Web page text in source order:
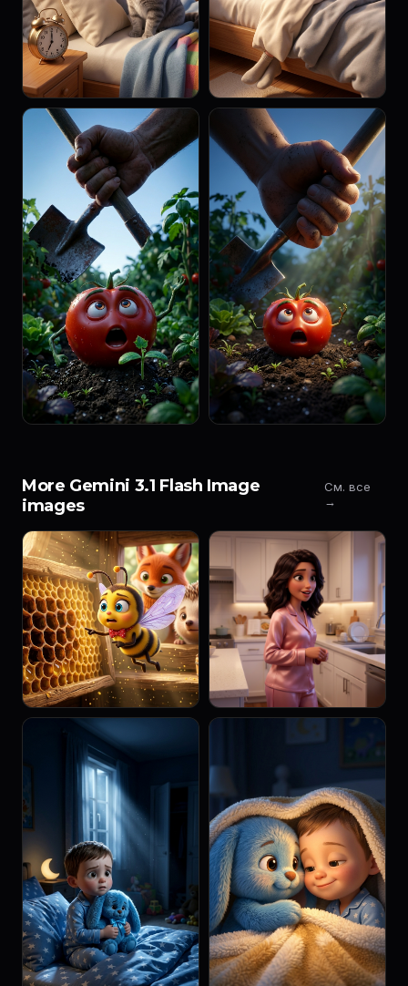
More Gemini 3.1 Flash Image
images
См. все
→